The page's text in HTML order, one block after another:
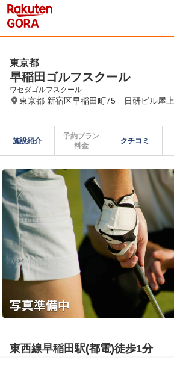
東京都
早稲田ゴルフスクール
ワセダゴルフスクール
東京都 新宿区早稲田町75 日研ビル屋上
施設紹介
予約プラン
料金
クチコミ
東西線早稲田駅(都電)徒歩1分